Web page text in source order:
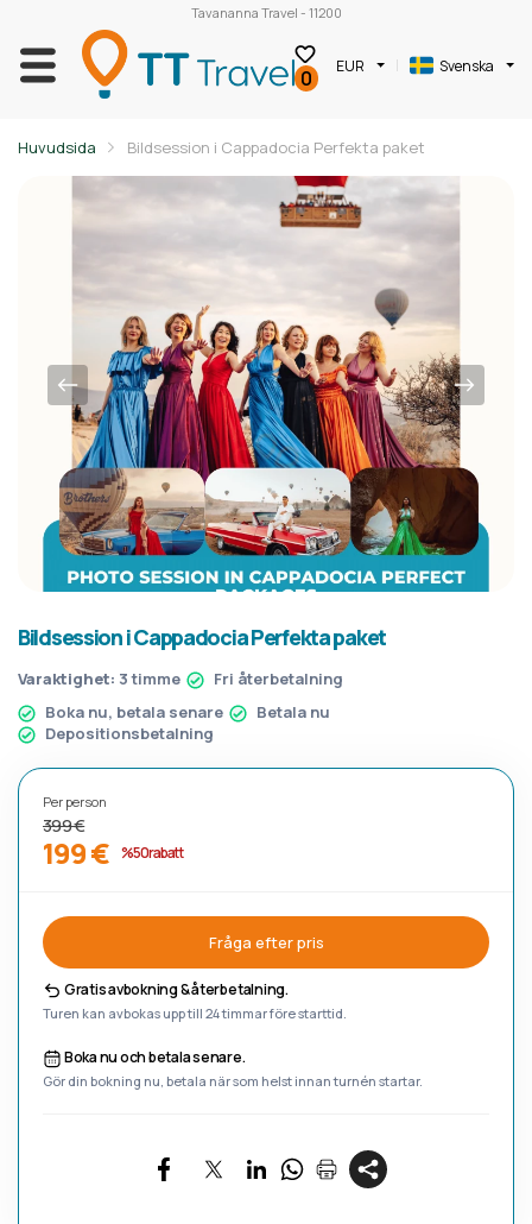
Tavananna Travel - 11200
0 EUR Svenska
Huvudsida Bildsession i Cappadocia Perfekta paket
Bildsession i Cappadocia Perfekta paket
Varaktighet: 3 timme
Fri återbetalning
Boka nu, betala senare
Betala nu
Depositionsbetalning
Per person
399 €
199 € %50 rabatt
Fråga efter pris
Gratis avbokning & återbetalning.
Turen kan avbokas upp till 24 timmar före starttid.
Boka nu och betala senare.
Gör din bokning nu, betala när som helst innan turnén startar.